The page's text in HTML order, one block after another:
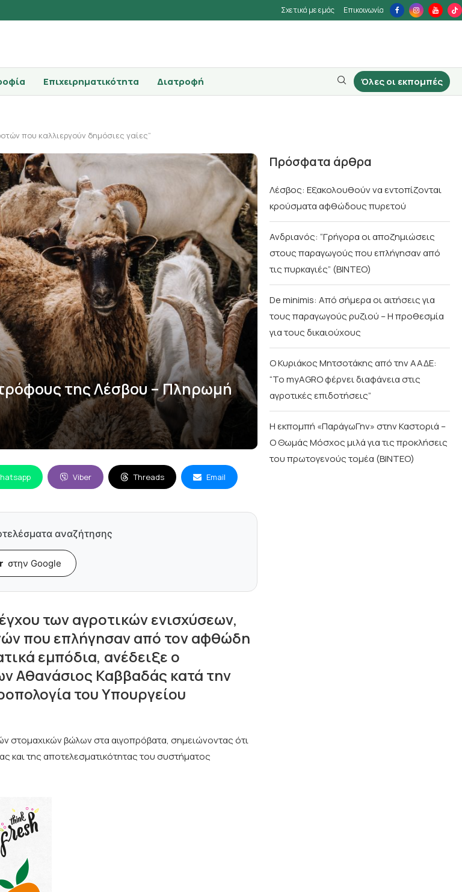
Σχετικά με εμάς Επικοινωνία
Επιχειρηματικότητα Διατροφή Όλες οι εκπομπές
που καλλιεργούν δημόσιες γαίες”
της Λέσβου – Πληρωμή
Viber Threads Email
αναζήτησης
στην Google
των αγροτικών ενισχύσεων,
που επλήγησαν από τον αφθώδη
εμπόδια, ανέδειξε ο
Αθανάσιος Καββαδάς κατά την
του Υπουργείου
στομαχικών βώλων στα αιγοπρόβατα, σημειώνοντας ότι
και της αποτελεσματικότητας του συστήματος
Πρόσφατα άρθρα
Λέσβος: Εξακολουθούν να εντοπίζονται
κρούσματα αφθώδους πυρετού
Ανδριανός: “Γρήγορα οι αποζημιώσεις
στους παραγωγούς που επλήγησαν από
τις πυρκαγιές” (BINTEO)
De minimis: Από σήμερα οι αιτήσεις για
τους παραγωγούς ρυζιού – Η προθεσμία
για τους δικαιούχους
Ο Κυριάκος Μητσοτάκης από την ΑΑΔΕ:
“Το myAGRO φέρνει διαφάνεια στις
αγροτικές επιδοτήσεις”
Η εκπομπή «ΠαράγωΓην» στην Καστοριά –
Ο Θωμάς Μόσχος μιλά για τις προκλήσεις
του πρωτογενούς τομέα (ΒΙΝΤΕΟ)